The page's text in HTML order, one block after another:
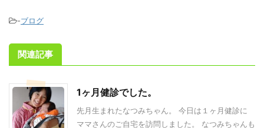
-ブログ
関連記事
1ヶ月健診でした。
先月生まれたなつみちゃん。 今日は１ヶ月健診に
ママさんのご自宅を訪問しました。 なつみちゃんも